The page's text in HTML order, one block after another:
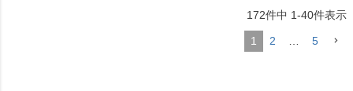
172件中 1-40件表示
1 2 5